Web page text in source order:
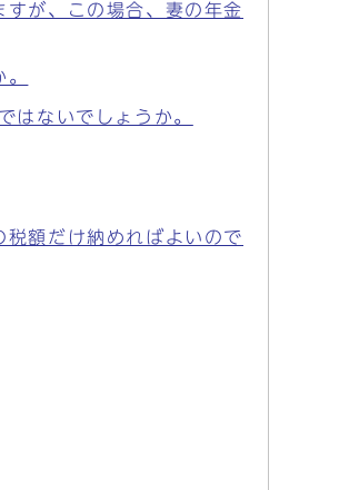
が、この場合、妻の年金
はないでしょうか。
額だけ納めればよいので